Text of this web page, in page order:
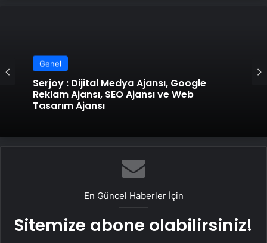
Genel
Serjoy : Dijital Medya Ajansı, Google
Reklam Ajansı, SEO Ajansı ve Web
Tasarım Ajansı
En Güncel Haberler İçin
Sitemize abone olabilirsiniz!